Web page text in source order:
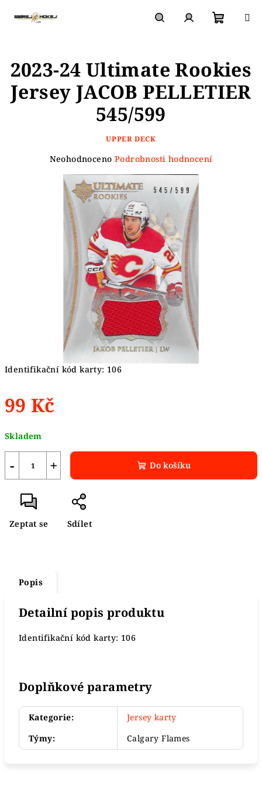
košík
Identifikační kód karty: 106
99 Kč
cena:
Skladem
+
− Do košíku
Zeptat se Sdílet
2023-24 Ultimate Rookies
Jersey JACOB PELLETIER
545/599
UPPER DECK
Průměrné
produktu
hvězdiček.
Neohodnoceno Podrobnosti hodnocení
Popis
Detailní popis produktu
Identifikační kód karty: 106
Doplňkové parametry
Kategorie:
Jersey karty
Týmy: Calgary Flames